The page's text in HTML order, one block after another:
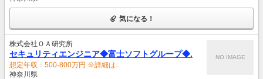
気になる！
株式会社ＯＡ研究所
セキュリティエンジニア◆富士ソフトグループ◆.
想定年収：500-800万円 ※詳細は...
神奈川県
NO IMAGE